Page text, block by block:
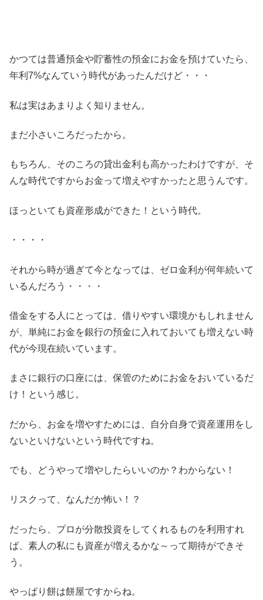
かつては普通預金や貯蓄性の預金にお金を預けていたら、
年利7%なんていう時代があったんだけど・・・
私は実はあまりよく知りません。
まだ小さいころだったから。
もちろん、そのころの貸出金利も高かったわけですが、そ
んな時代ですからお金って増えやすかったと思うんです。
ほっといても資産形成ができた！という時代。
・・・・
それから時が過ぎて今となっては、ゼロ金利が何年続いて
いるんだろう・・・・
借金をする人にとっては、借りやすい環境かもしれません
が、単純にお金を銀行の預金に入れておいても増えない時
代が今現在続いています。
まさに銀行の口座には、保管のためにお金をおいているだ
け！という感じ。
だから、お金を増やすためには、自分自身で資産運用をし
ないといけないという時代ですね。
でも、どうやって増やしたらいいのか？わからない！
リスクって、なんだか怖い！？
だったら、プロが分散投資をしてくれるものを利用すれ
ば、素人の私にも資産が増えるかな～って期待ができそ
う。
やっぱり餅は餅屋ですからね。